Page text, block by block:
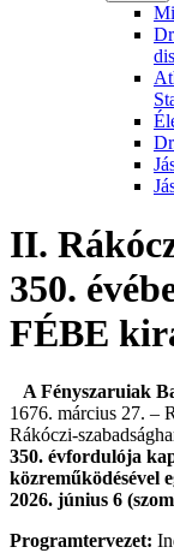
II.
350.
FÉBE
A Fényszaruiak
1676. március 27. –
Rákóczi-
350. évfordulója
közreműködésével
2026. június 6
Programtervezet: